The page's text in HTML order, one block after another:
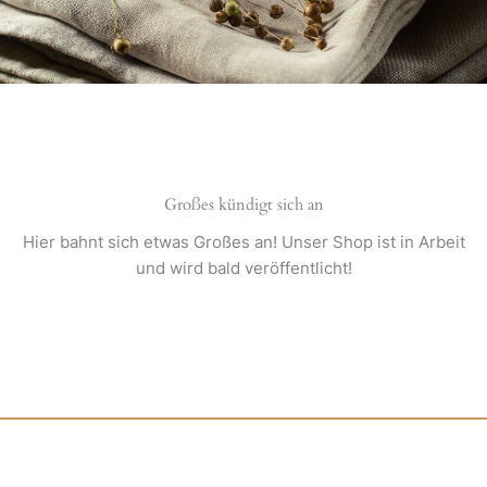
Großes kündigt sich an
Hier bahnt sich etwas Großes an! Unser Shop ist in Arbeit
und wird bald veröffentlicht!